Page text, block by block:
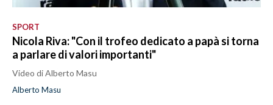
SPORT
Nicola Riva: "Con il trofeo dedicato a papà si torna
a parlare di valori importanti"
Video di Alberto Masu
Alberto Masu